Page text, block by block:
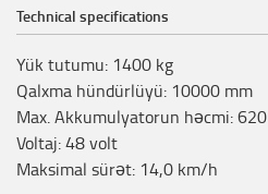
Technical specifications
Yük tutumu: 1400 kg
Qalxma hündürlüyü: 10000 mm
Max. Akkumulyatorun həcmi:620
Voltaj:48volt
Maksimal sürət: 14,0 km/h